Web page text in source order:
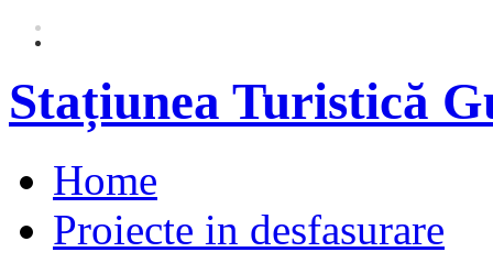
Stațiunea Turistică
Home
Proiecte in desfasurare